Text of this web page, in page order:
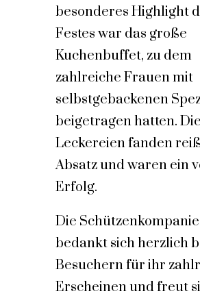
besonderes Highlight
Festes war das große
Kuchenbuffet, zu dem
zahlreiche Frauen mit
selbstgebackenen
beigetragen hatten.
Leckereien fanden
Absatz und waren ein
Erfolg.
Die
bedankt sich herzlich
Besuchern für ihr
Erscheinen und freut